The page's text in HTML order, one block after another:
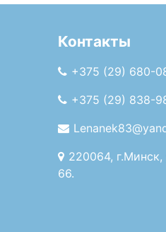
Контакты
+375 (29) 680-
+375 (29) 838-
220064,
66.